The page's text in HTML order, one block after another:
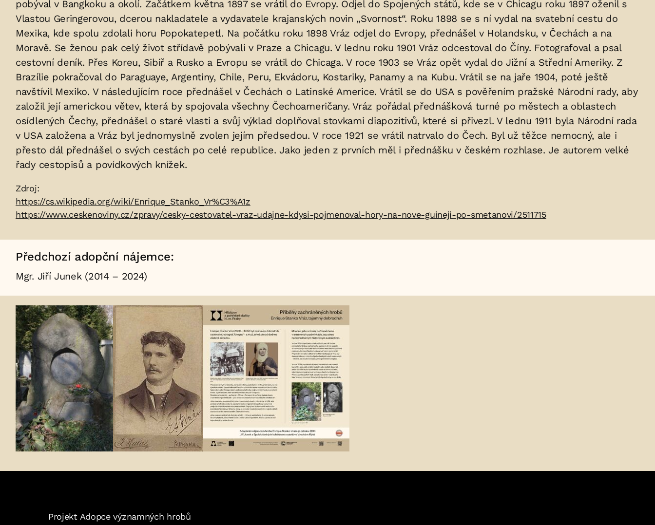
pobýval v Bangkoku a okolí. Začátkem května 1897 se vrátil do Evropy. Odjel do Spojených států, kde se v Chicagu roku 1897 oženil s
Vlastou Geringerovou, dcerou nakladatele a vydavatele krajanských novin „Svornost“. Roku 1898 se s ní vydal na svatební cestu do
Mexika, kde spolu zdolali horu Popokatepetl. Na počátku roku 1898 Vráz odjel do Evropy, přednášel v Holandsku, v Čechách a na
Moravě. Se ženou pak celý život střídavě pobývali v Praze a Chicagu. V lednu roku 1901 Vráz odcestoval do Číny. Fotografoval a psal
cestovní deník. Přes Koreu, Sibiř a Rusko a Evropu se vrátil do Chicaga. V roce 1903 se Vráz opět vydal do Jižní a Střední Ameriky. Z
Brazílie pokračoval do Paraguaye, Argentiny, Chile, Peru, Ekvádoru, Kostariky, Panamy a na Kubu. Vrátil se na jaře 1904, poté ještě
navštívil Mexiko. V následujícím roce přednášel v Čechách o Latinské Americe. Vrátil se do USA s pověřením pražské Národní rady, aby
založil její americkou větev, která by spojovala všechny Čechoameričany. Vráz pořádal přednášková turné po městech a oblastech
osídlených Čechy, přednášel o staré vlasti a svůj výklad doplňoval stovkami diapozitivů, které si přivezl. V lednu 1911 byla Národní rada
v USA založena a Vráz byl jednomyslně zvolen jejím předsedou. V roce 1921 se vrátil natrvalo do Čech. Byl už těžce nemocný, ale i
přesto dál přednášel o svých cestách po celé republice. Jako jeden z prvních měl i přednášku v českém rozhlase. Je autorem velké
řady cestopisů a povídkových knížek.
Zdroje:
Zdroj:
https://cs.wikipedia.org/wiki/Enrique_Stanko_Vr%C3%A1z
https://www.ceskenoviny.cz/zpravy/cesky-cestovatel-vraz-udajne-kdysi-pojmenoval-hory-na-nove-guineji-po-smetanovi/2511715
Předchozí adopční nájemce:
Mgr. Jiří Junek (2014 – 2024)
Fotogalerie:
Projekt Adopce významných hrobů